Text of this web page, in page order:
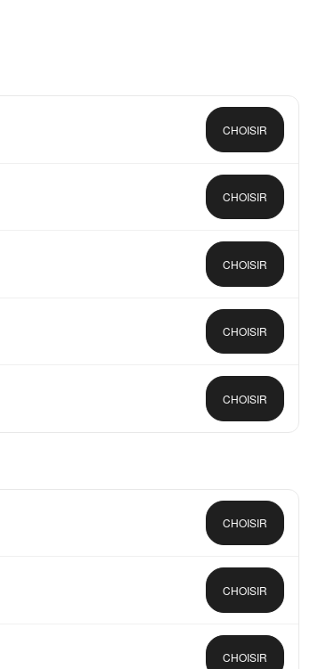
CHOISIR
CHOISIR
CHOISIR
CHOISIR
CHOISIR
CHOISIR
CHOISIR
CHOISIR